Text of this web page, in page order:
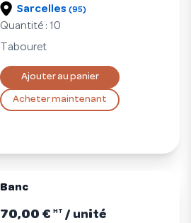
Sarcelles (95)
Quantité : 10
Tabouret
Ajouter au panier
Acheter maintenant
Banc
70,00 € HT / unité